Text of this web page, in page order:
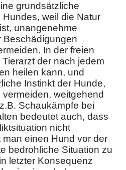
grundsätzliche
weil die Natur
unangenehme
Beschädigungen
In der freien
der nach jedem
heilen kann, und
Instinkt der Hunde,
weitgehend
Schaukämpfe bei
bedeutet auch, dass
nicht
einen Hund vor der
bedrohliche Situation zu
letzter Konsequenz